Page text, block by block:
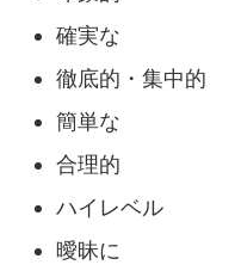
確実な
徹底的・集中的
簡単な
合理的
ハイレベル
曖昧に